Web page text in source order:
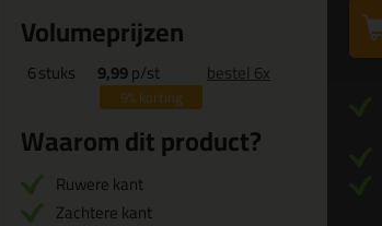
Volumeprijzen
6stuks 9,99p/st
9%korting
bestel 6x
Waarom dit product?
Ruwere kant
Zachtere kant